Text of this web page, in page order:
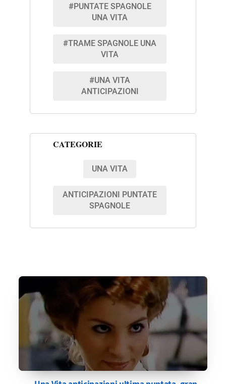
#PUNTATE SPAGNOLE
UNA VITA
#TRAME SPAGNOLE UNA
VITA
#UNA VITA
ANTICIPAZIONI
CATEGORIE
UNA VITA
ANTICIPAZIONI PUNTATE
SPAGNOLE